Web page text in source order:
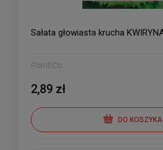
Sałata głowiasta krucha
PlantiCo
2,89 zł
DO KOSZYKA